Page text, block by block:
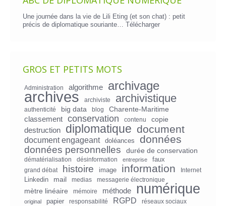
Une journée dans la vie de Lili Eting (et son chat) : petit
précis de diplomatique souriante… Télécharger
GROS ET PETITS MOTS
Administration algorithme archivage
archives archiviste archivistique
authenticité big data blog
Charente-Maritime
classement
conservation contenu
copie
destruction
diplomatique document
document engageant doléances données
données personnelles durée de conservation
dématérialisation désinformation entreprise faux
grand débat histoire image information Internet
Linkedin mail medias messagerie électronique
mètre linéaire mémoire méthode numérique
original papier responsabilité RGPD réseaux sociaux